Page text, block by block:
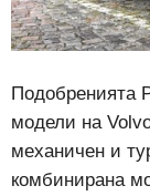
Подобренията
модели на
механичен и
комбинирана